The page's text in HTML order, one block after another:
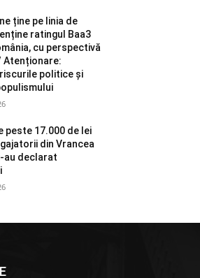
ține pe linia de
ratingul Baa3
cu perspectivă
Atenționare:
politice și
peste 17.000 de lei
din Vrancea
au declarat